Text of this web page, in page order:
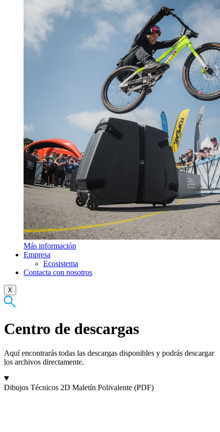
Más información
Empresa
Ecosistema
Contacta con nosotros
X
Centro de descargas
Aquí encontrarás todas las descargas disponibles y podrás descargar
los archivos directamente.
Dibujos Técnicos 2D Maletín Polivalente (PDF)